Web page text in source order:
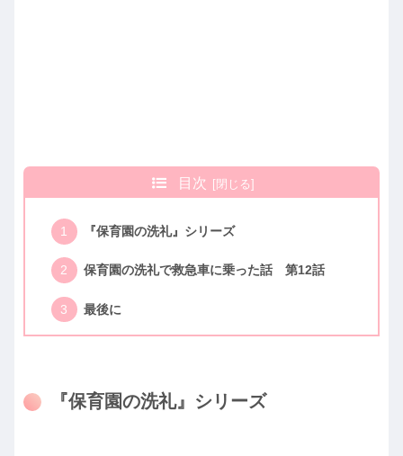
目次
『保育園の洗礼』シリーズ
保育園の洗礼で救急車に乗った話 第12話
最後に
『保育園の洗礼』シリーズ